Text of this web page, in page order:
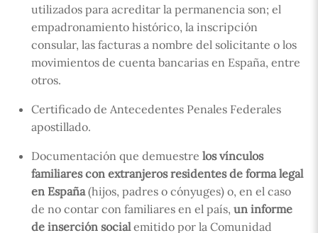
utilizados para acreditar la permanencia son; el
empadronamiento histórico, la inscripción
consular, las facturas a nombre del solicitante o los
movimientos de cuenta bancarias en España, entre
otros.
Certificado de Antecedentes Penales Federales
apostillado.
Documentación que demuestrelos vínculos
familiares con extranjeros residentes de forma legal
en España(hijos, padres o cónyuges) o, en el caso
de no contar con familiares en el país, un informe
de inserción socialemitido por la Comunidad